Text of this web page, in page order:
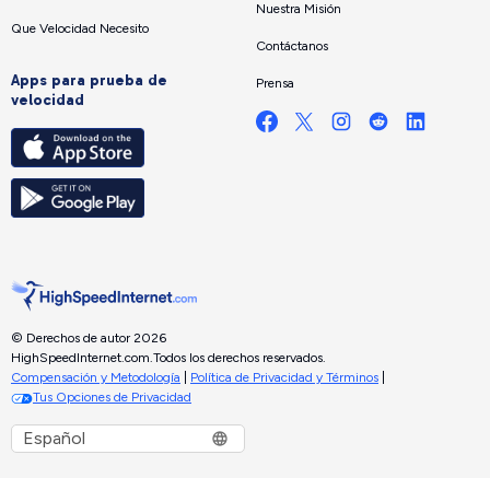
Que Velocidad Necesito
Apps para prueba de
velocidad
Nuestra Misión
Contáctanos
Prensa
© Derechos de autor 2026
HighSpeedInternet.com. Todos los derechos reservados.
Compensación y Metodología
Política de Privacidad y Términos
Tus Opciones de Privacidad